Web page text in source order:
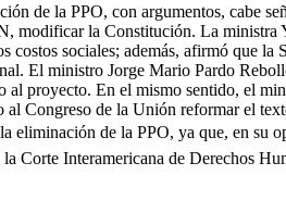
de la PPO, con argumentos, cabe
modificar la Constitución. La
costos sociales; además, afirmó que
El ministro Jorge Mario Pardo
al proyecto. En el mismo sentido, el
Congreso de la Unión reformar el
de la PPO, ya que, en su
Corte Interamericana de Derechos